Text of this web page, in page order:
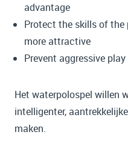
advantage
Protect the skills of the
more attractive
Prevent aggressive play
Het waterpolospel willen
intelligenter,
maken.